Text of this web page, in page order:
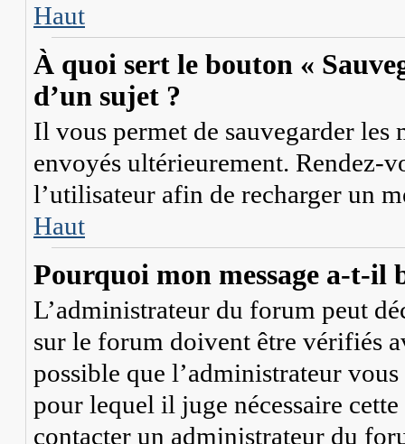
Haut
À quoi sert le bouton «
d’un sujet ?
Il vous permet de sauvegarder les
envoyés ultérieurement. Rendez-
l’utilisateur afin de recharger un
Haut
Pourquoi mon message a-t-il
L’administrateur du forum peut
sur le forum doivent être vérifiés
possible que l’administrateur
pour lequel il juge nécessaire
contacter un administrateur du